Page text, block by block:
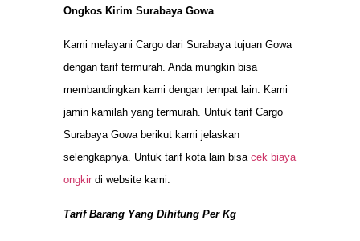
Ongkos Kirim Surabaya Gowa
Kami melayani Cargo dari Surabaya tujuan Gowa
dengan tarif termurah. Anda mungkin bisa
membandingkan kami dengan tempat lain. Kami
jamin kamilah yang termurah. Untuk tarif Cargo
Surabaya Gowa berikut kami jelaskan
selengkapnya. Untuk tarif kota lain bisa cek biaya
ongkir di website kami.
Tarif Barang Yang Dihitung Per Kg